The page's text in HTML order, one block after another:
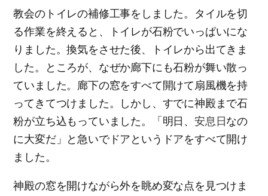
教会のトイレの補修工事をしました。タイルを切
る作業を終えると、トイレが石粉でいっぱいにな
りました。換気をさせた後、トイレから出てきま
した。ところが、なぜか廊下にも石粉が舞い散っ
ていました。廊下の窓をすべて開けて扇風機を持
ってきてつけました。しかし、すでに神殿まで石
粉が立ち込もっていました。「明日、 安息日なの
に大変だ」と急いでドアというドアをすべて開け
ました。
神殿の窓を開けながら外を眺め変な点を見つけま